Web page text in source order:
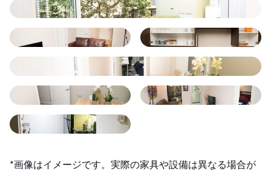
*画像はイメージです。実際の家具や設備は異なる場合が